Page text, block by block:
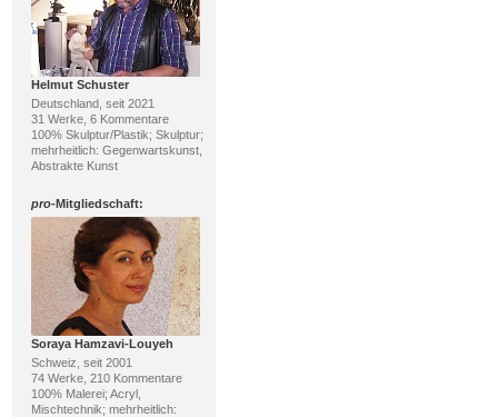
Helmut Schuster
Deutschland, seit 2021
31 Werke, 6 Kommentare
100% Skulptur/Plastik; Skulptur;
mehrheitlich: Gegenwartskunst,
Abstrakte Kunst
pro-Mitgliedschaft:
Soraya Hamzavi-Louyeh
Schweiz, seit 2001
74 Werke, 210 Kommentare
100% Malerei; Acryl,
Mischtechnik; mehrheitlich: